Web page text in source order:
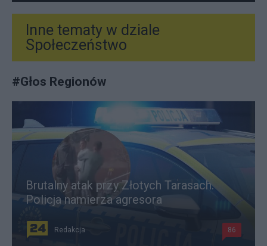
Inne tematy w dziale
Społeczeństwo
#Głos Regionów
Brutalny atak przy Złotych Tarasach.
Policja namierza agresora
Redakcja 86